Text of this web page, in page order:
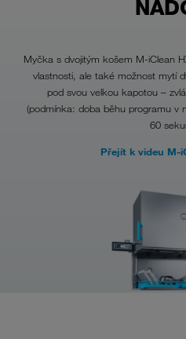
Myčka s dvojitým košem M-iClean
vlastnosti, ale také možnost mytí
pod svou velkou kapotou –
(podmínka: doba běhu programu v
60
Přejít k videu M-